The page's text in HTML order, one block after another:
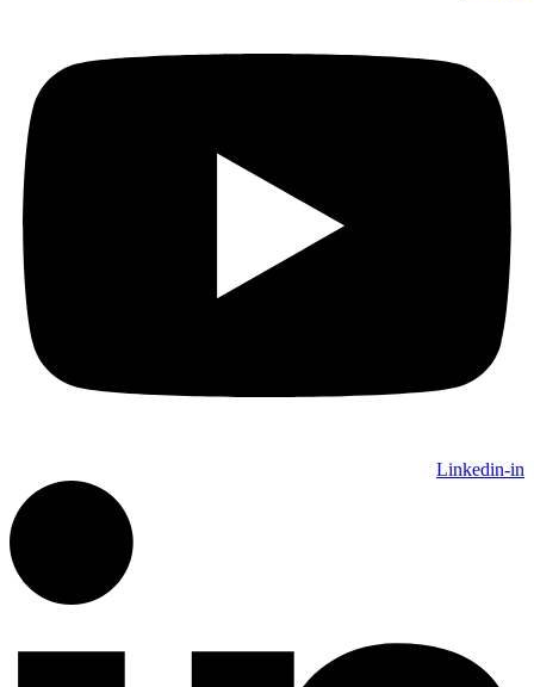
Linkedin-in